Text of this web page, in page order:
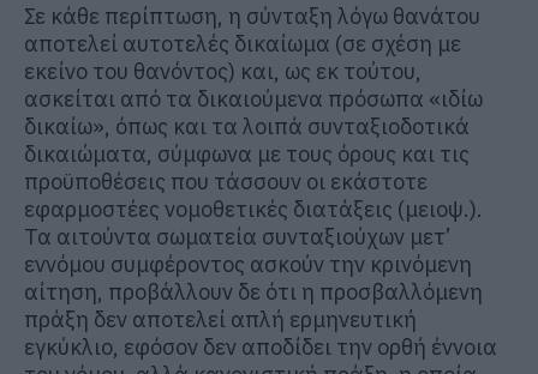
Σε κάθε περίπτωση, η σύνταξη λόγω θανάτου
αποτελεί αυτοτελές δικαίωμα (σε σχέση με
εκείνο του θανόντος) και, ως εκ τούτου,
ασκείται από τα δικαιούμενα πρόσωπα «ιδίω
δικαίω», όπως και τα λοιπά συνταξιοδοτικά
δικαιώματα, σύμφωνα με τους όρους και τις
προϋποθέσεις που τάσσουν οι εκάστοτε
εφαρμοστέες νομοθετικές διατάξεις (μειοψ.).
Τα αιτούντα σωματεία συνταξιούχων μετ’
εννόμου συμφέροντος ασκούν την κρινόμενη
αίτηση, προβάλλουν δε ότι η προσβαλλόμενη
πράξη δεν αποτελεί απλή ερμηνευτική
εγκύκλιο, εφόσον δεν αποδίδει την ορθή έννοια